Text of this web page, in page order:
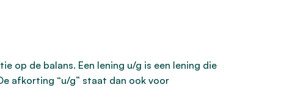
op de balans. Een lening u/g is een lening die
afkorting “u/g” staat dan ook voor